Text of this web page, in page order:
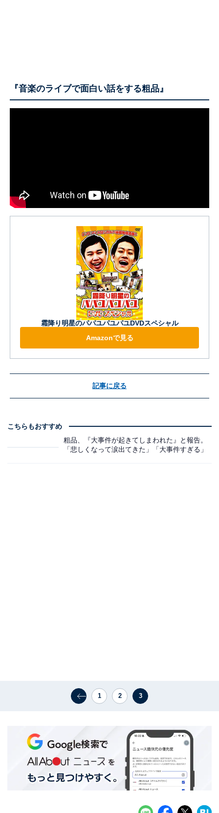
『音楽のライブで面白い話をする粗品』
霜降り明星のパパユパユパユDVDスペシャル
Amazonで見る
記事に戻る
こちらもおすすめ
粗品、『大事件が起きてしまわれた』と報告。
「悲しくなって涙出てきた」「大事件すぎる」
1 2 3